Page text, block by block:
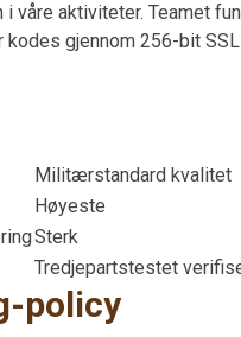
våre aktiviteter. Teamet
gjennom 256-bit
Militærstandard kvalitet
Høyeste
Sterk
Tredjepartstestet
policy